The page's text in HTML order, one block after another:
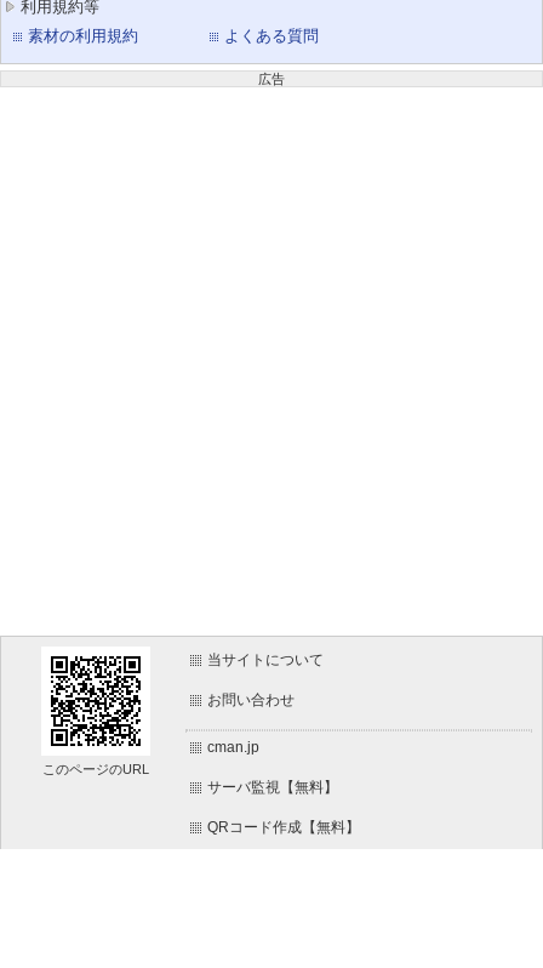
利用規約等
素材の利用規約
よくある質問
広告
このページのURL
当サイトについて
お問い合わせ
cman.jp
サーバ監視【無料】
QRコード作成【無料】